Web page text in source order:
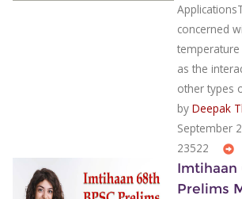
concerned
temperature
as the
other types
by Deepak
September
23522
Imtihaan
Prelims